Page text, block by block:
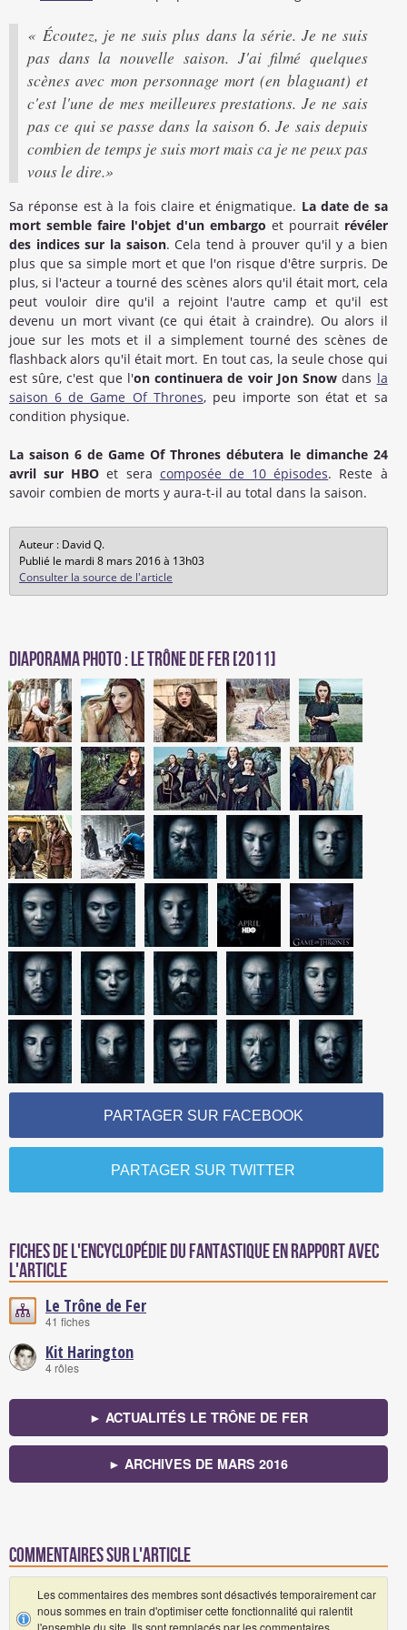
« Écoutez, je ne suis plus dans la série. Je ne suis
pas dans la nouvelle saison. J'ai filmé quelques
scènes avec mon personnage mort (en blaguant) et
c'est l'une de mes meilleures prestations. Je ne sais
pas ce qui se passe dans la saison 6. Je sais depuis
combien de temps je suis mort mais ca je ne peux pas
vous le dire.»
Sa réponse est à la fois claire et énigmatique. La date de sa
mort semble faire l'objet d'un embargo et pourrait révéler
des indices sur la saison. Cela tend à prouver qu'il y a bien
plus que sa simple mort et que l'on risque d'être surpris. De
plus, si l'acteur a tourné des scènes alors qu'il était mort, cela
peut vouloir dire qu'il a rejoint l'autre camp et qu'il est
devenu un mort vivant (ce qui était à craindre). Ou alors il
joue sur les mots et il a simplement tourné des scènes de
flashback alors qu'il était mort. En tout cas, la seule chose qui
est sûre, c'est que l'on continuera de voir Jon Snow dans la
saison 6 de Game Of Thrones, peu importe son état et sa
condition physique.
La saison 6 de Game Of Thrones débutera le dimanche 24
avril sur HBO et sera composée de 10 épisodes. Reste à
savoir combien de morts y aura-t-il au total dans la saison.
Auteur : David Q.
Publié le mardi 8 mars 2016 à 13h03
Consulter la source de l'article
Diaporama photo : Le Trône de Fer [2011]
PARTAGER SUR FACEBOOK
PARTAGER SUR TWITTER
Fiches de l'encyclopédie du fantastique en rapport avec
l'article
Le Trône de Fer
41 fiches
Kit Harington
4 rôles
► ACTUALITÉS LE TRÔNE DE FER
► ARCHIVES DE MARS 2016
Commentaires sur l'article
Les commentaires des membres sont désactivés temporairement car
nous sommes en train d'optimiser cette fonctionnalité qui ralentit
l'ensemble du site. Ils sont remplacés par les commentaires